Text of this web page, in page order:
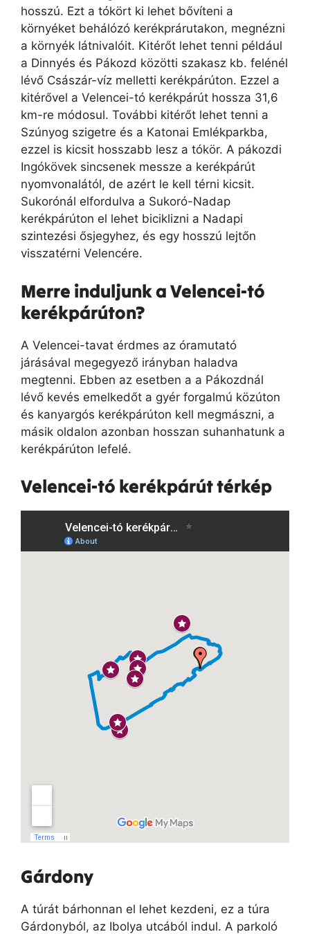
hosszú. Ezt a tókört ki lehet bővíteni a
környéket behálózó kerékprárutakon, megnézni
a környék látnivalóit. Kitérőt lehet tenni például
a Dinnyés és Pákozd közötti szakasz kb. felénél
lévő Császár-víz melletti kerékpárúton. Ezzel a
kitérővel a Velencei-tó kerékpárút hossza 31,6
km-re módosul. További kitérőt lehet tenni a
Szúnyog szigetre és a Katonai Emlékparkba,
ezzel is kicsit hosszabb lesz a tókör. A pákozdi
Ingókövek sincsenek messze a kerékpárút
nyomvonalától, de azért le kell térni kicsit.
Sukorónál elfordulva a Sukoró-Nadap
kerékpárúton el lehet biciklizni a Nadapi
szintezési ősjegyhez, és egy hosszú lejtőn
visszatérni Velencére.
Merre induljunk a Velencei-tó
kerékpárúton?
A Velencei-tavat érdmes az óramutató
járásával megegyező irányban haladva
megtenni. Ebben az esetben a a Pákozdnál
lévő kevés emelkedőt a gyér forgalmú közúton
és kanyargós kerékpárúton kell megmászni, a
másik oldalon azonban hosszan suhanhatunk a
kerékpárúton lefelé.
Velencei-tó kerékpárút térkép
Gárdony
A túrát bárhonnan el lehet kezdeni, ez a túra
Gárdonyból, az Ibolya utcából indul. A parkoló